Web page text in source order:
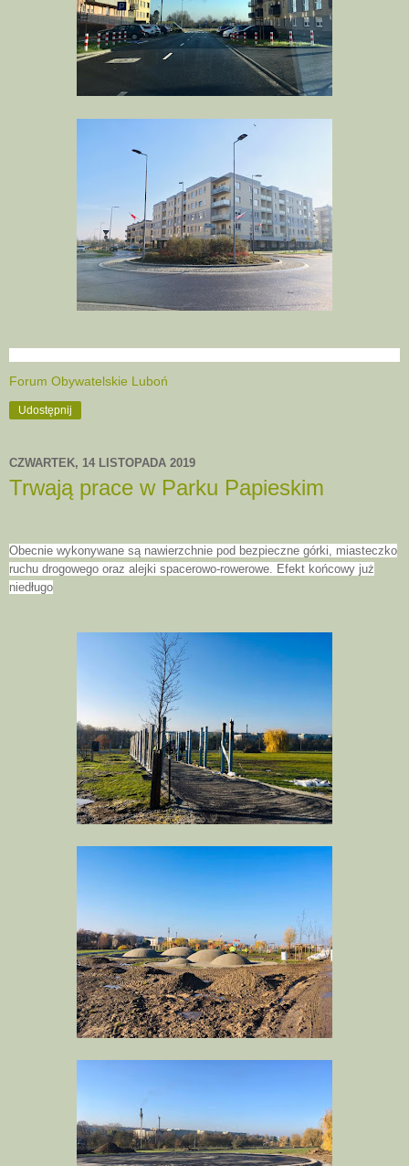
Forum Obywatelskie Luboń
Udostępnij
CZWARTEK, 14 LISTOPADA 2019
Trwają prace w Parku Papieskim
Obecnie wykonywane są nawierzchnie pod bezpieczne górki, miasteczko
ruchu drogowego oraz alejki spacerowo-rowerowe. Efekt końcowy już
niedługo